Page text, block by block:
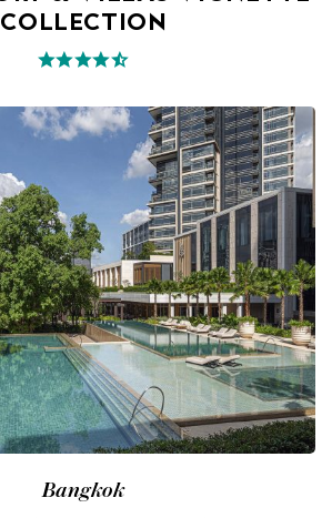
COLLECTION
Bangkok